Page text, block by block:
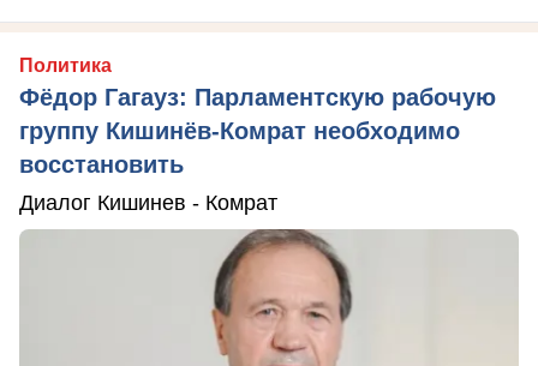
Политика
Фёдор Гагауз: Парламентскую рабочую
группу Кишинёв-Комрат необходимо
восстановить
Диалог Кишинев - Комрат